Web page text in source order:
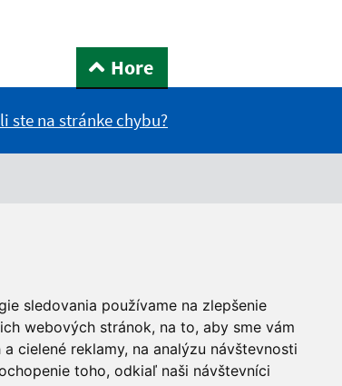
sledovania používame na zlepšenie
webových stránok, na to, aby sme vám
cielené reklamy, na analýzu návštevnosti
toho, odkiaľ naši návštevníci
Hore
ste na stránke chybu?